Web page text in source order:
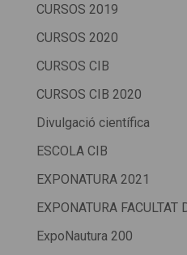
CURSOS 2019
CURSOS 2020
CURSOS CIB
CURSOS CIB 2020
Divulgació científica
ESCOLA CIB
EXPONATURA 2021
EXPONATURA FACULTAT
ExpoNautura 200